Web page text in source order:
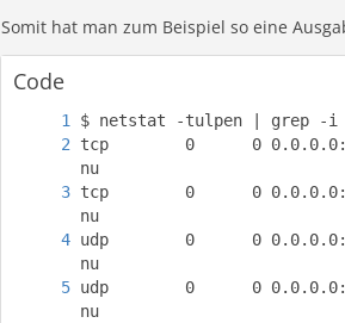
Somit hat man zum Beispiel so eine
Code
tcp        0      0
tcp        0      0
udp        0      0
udp        0      0
nu